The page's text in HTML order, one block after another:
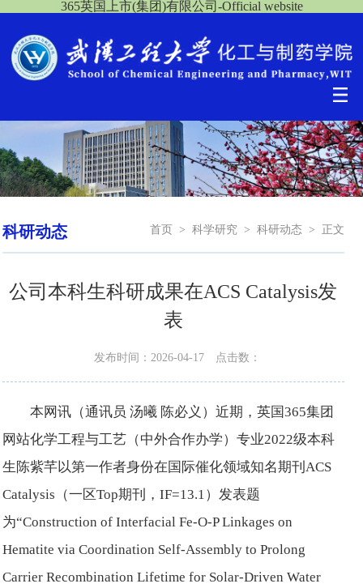
365英国上市(集团)有限公司-Official website
科研动态 首页 > 科学研究 > 科研动态 > 正文
公司本科生科研成果在ACS Catalysis发
表
发布时间：2026-04-17 点击数：
本网讯（通讯员 汤曦 陈必义）近期，英国365集团
网站化学工程与工艺（中外合作办学）专业2022级本科
生陈紫芊以第一作者身份在国际催化领域知名期刊ACS
Catalysis（一区Top期刊，IF=13.1）发表题
为“Construction of Interfacial Fe-O-P Linkages on
Hematite via Coordination Self-Assembly to Prolong
Carrier Recombination Lifetime for Solar-Driven Water